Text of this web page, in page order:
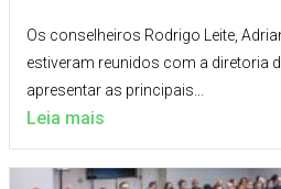
Os conselheiros Rodrigo Leite,
estiveram reunidos com a diretoria
apresentar as principais...
Leia mais